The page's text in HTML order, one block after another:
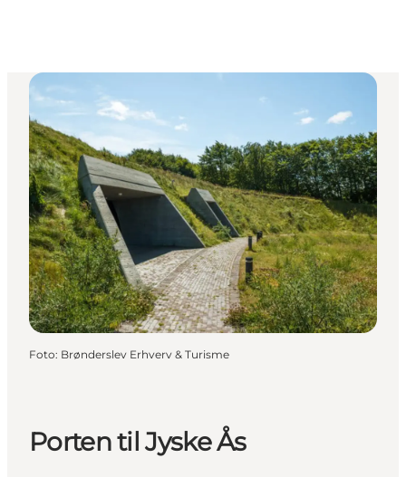
Foto: Brønderslev Erhverv & Turisme
Porten til Jyske Ås